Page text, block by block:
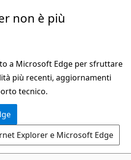
non è più
a Microsoft Edge per sfruttare
più recenti, aggiornamenti
tecnico.
Explorer e Microsoft Edge